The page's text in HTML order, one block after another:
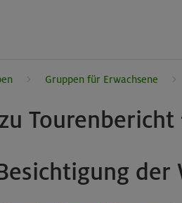
Gruppen für Erwachsene
der